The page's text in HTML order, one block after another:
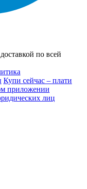
по всей
Купи сейчас – плати
приложении
лиц